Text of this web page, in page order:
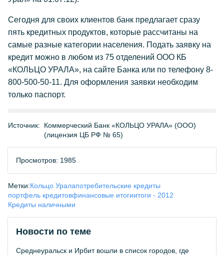
Сегодня для своих клиентов банк предлагает сразу
пять кредитных продуктов, которые рассчитаны на
самые разные категории населения. Подать заявку на
кредит можно в любом из 75 отделений ООО КБ
«КОЛЬЦО УРАЛА», на сайте Банка или по телефону 8-
800-500-50-11. Для оформления заявки необходим
только паспорт.
Источник:
Коммерческий Банк «КОЛЬЦО УРАЛА» (ООО)
(лицензия ЦБ РФ № 65)
Просмотров: 1985
Метки:Кольцо Уралапотребительские кредиты
портфель кредитовфинансовые итогиитоги - 2012
Кредиты наличными
Новости по теме
Среднеуральск и Ирбит вошли в список городов, где